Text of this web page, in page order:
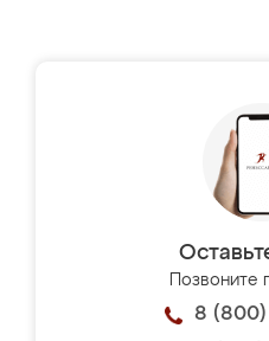
Позвоните
8 (800)